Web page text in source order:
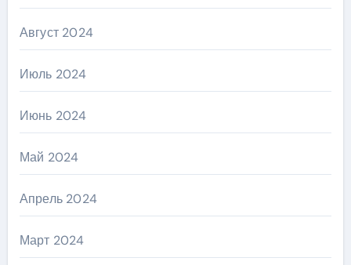
Август 2024
Июль 2024
Июнь 2024
Май 2024
Апрель 2024
Март 2024